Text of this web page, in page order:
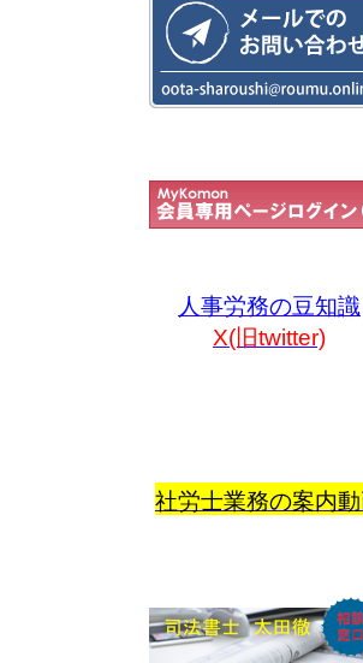
人事労務の豆知識
X(旧twitter)
社労士業務の案内